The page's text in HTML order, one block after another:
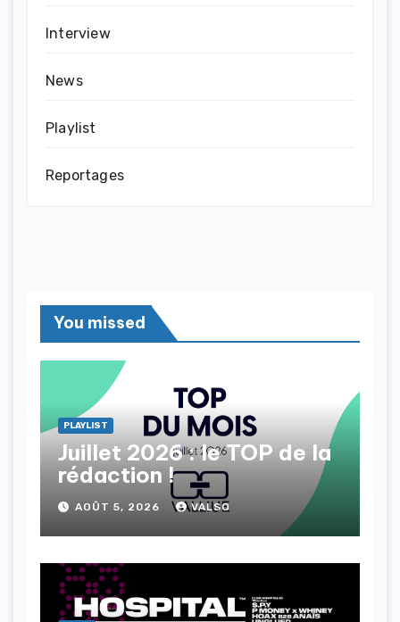
Interview
News
Playlist
Reportages
You missed
PLAYLIST
Juillet 2026 : le TOP de la
rédaction !
AOÛT 5, 2026 VALSO